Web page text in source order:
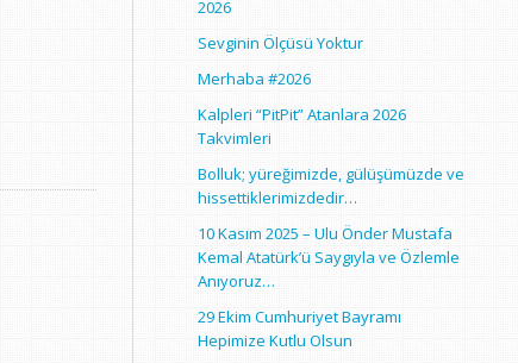
2026
Sevginin Ölçüsü Yoktur
Merhaba #2026
Kalpleri “PitPit” Atanlara 2026
Takvimleri
Bolluk; yüreğimizde, gülüşümüzde ve
hissettiklerimizdedir…
10 Kasım 2025 – Ulu Önder Mustafa
Kemal Atatürk’ü Saygıyla ve Özlemle
Anıyoruz…
29 Ekim Cumhuriyet Bayramı
Hepimize Kutlu Olsun